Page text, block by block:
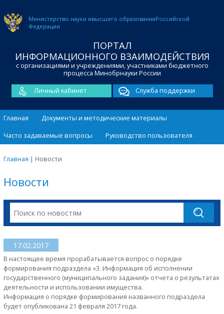
Министерство науки ивысшего образованияРоссийской
Федерации
ПОРТАЛ
ИНФОРМАЦИОННОГО ВЗАИМОДЕЙСТВИЯ
с организациями и учреждениями, участниками бюджетного
процесса Минобрнауки России
Личный кабинет
Служба поддержки
Главная
Документы и методические материалы
Часто задаваемые вопросы
Руководство пользователя
Главная | Новости
Новости
17.02.2017
В настоящее время прорабатывается вопрос о порядке
формирования подраздела «3. Информация об исполнении
государственного (муниципального задания)» отчета о результатах
деятельности и использовании имущества.
Информация о порядке формирования названного подраздела
будет опубликована 21 февраля 2017 года.